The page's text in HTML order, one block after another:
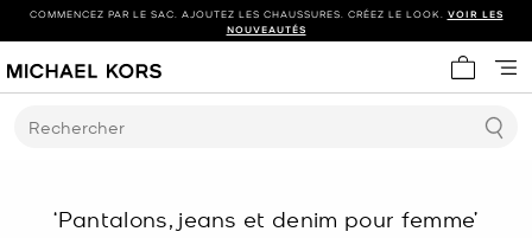
COMMENCEZ PAR LE SAC. AJOUTEZ LES CHAUSSURES. CRÉEZ LE LOOK. VOIR LES
NOUVEAUTÉS
Mon
Rechercher
‘Pantalons, jeans et denim pour femme’